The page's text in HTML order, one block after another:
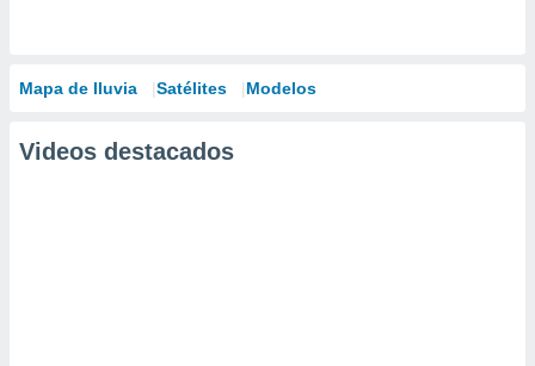
Mapa de lluvia Satélites Modelos
Videos destacados